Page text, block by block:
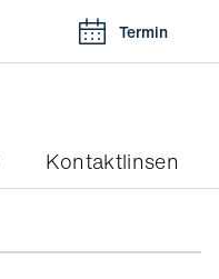
Termin
Kontaktlinsen